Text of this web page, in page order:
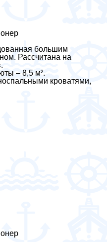
большим
Рассчитана на
– 8,5 м².
кроватями,